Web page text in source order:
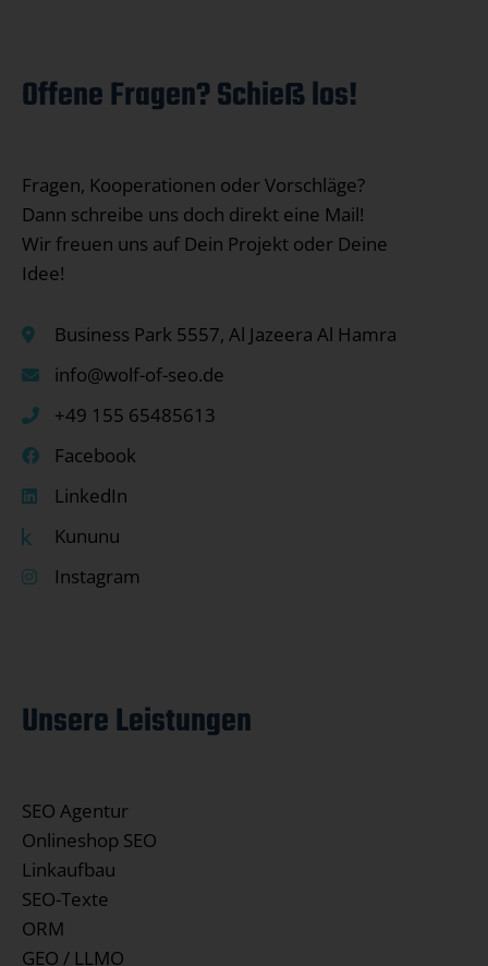
Offene Fragen? Schieß los!
Fragen, Kooperationen oder Vorschläge?
Dann schreibe uns doch direkt eine Mail!
Wir freuen uns auf Dein Projekt oder Deine
Idee!
Business Park 5557, Al Jazeera Al Hamra
info@wolf-of-seo.de
+49 155 65485613
Facebook
LinkedIn
Kununu
Instagram
Unsere Leistungen
SEO Agentur
Onlineshop SEO
Linkaufbau
SEO-Texte
ORM
GEO / LLMO